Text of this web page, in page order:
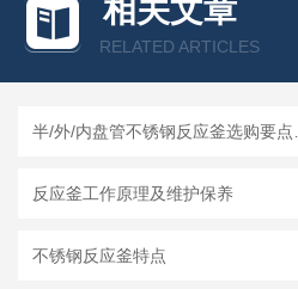
相关文章
RELATED ARTICLES
反应釜工作原理及维护保养
不锈钢反应釜特点